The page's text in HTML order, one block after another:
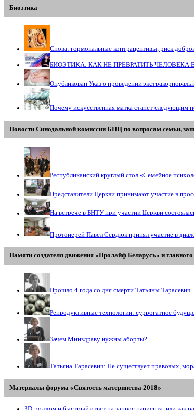
Биоэтика
Снова: гормональные контрацептивы, риск
БИОЭТИКА: КАК НЕ ПРЕВРАТИТЬ ЧЕЛОВЕКА
Опубликован Указ о проведении
Почему искусственная матка станет следующим
Новости Синодальной комиссии БПЦ по вопросам семьи,
Республиканский круглый стол «Семейное
Представители Церкви принимают участие в
На встрече в БНТУ при участии Церкви
Протоиерей Павел Сердюк принял участие в
Памяти создателя движения «Пролайф Беларусь» и
Прошло 4 года со дня смерти Татьяны Тарасевич
Репродуктивные технологии: суррогатное
Зачем Минздраву нужны аборты?
Татьяна Тарасевич: Не существует правовых,
Материалы форума «Святость материнства-2018»